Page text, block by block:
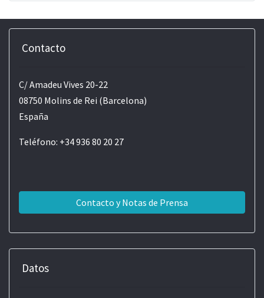
Contacto
C/ Amadeu Vives 20-22
08750 Molins de Rei (Barcelona)
España
Teléfono: +34 936 80 20 27
Contacto y Notas de Prensa
Datos